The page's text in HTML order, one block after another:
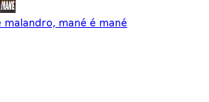
malandro, mané é mané